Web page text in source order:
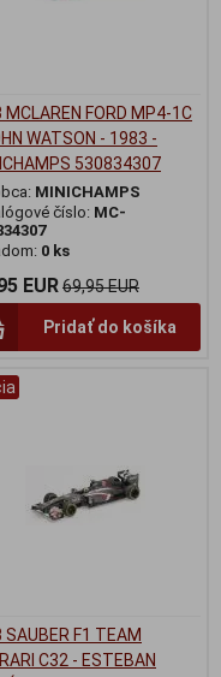
MCLAREN FORD MP4-1C
WATSON - 1983 -
530834307
MINICHAMPS
číslo: MC-
0 ks
EUR69,95 EUR
Pridať do košíka
SAUBER F1 TEAM
C32 - ESTEBAN